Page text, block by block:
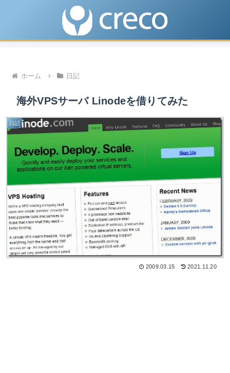
ホーム 日記
海外VPSサーバ Linodeを借りてみた
日記
2009.03.15 2021.11.20